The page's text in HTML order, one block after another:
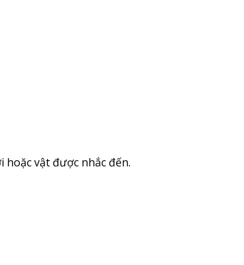
vật được nhắc đến.